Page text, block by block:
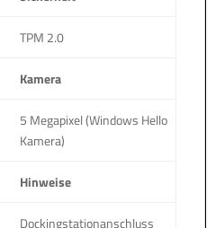
TPM 2.0
Kamera
5 Megapixel (Windows Hello
Kamera)
Hinweise
Dockingstationanschluss